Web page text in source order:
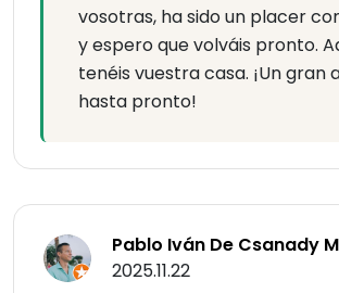
vosotras, ha sido un placer
y espero que volváis pronto.
tenéis vuestra casa. ¡Un gran
hasta pronto!
Pablo Iván De Csanady
2025.11.22